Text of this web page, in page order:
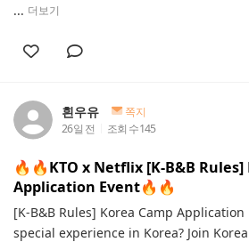
... 더보기
흰우유
쪽지
26일 전
조회 수145
🔥🔥KTO x Netflix [K-B&B Rules]
Application Event🔥🔥
[K-B&B Rules] Korea Camp
special experience in Korea? Join